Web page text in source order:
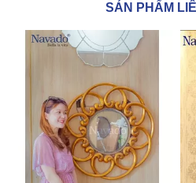
SẢN PHẨM